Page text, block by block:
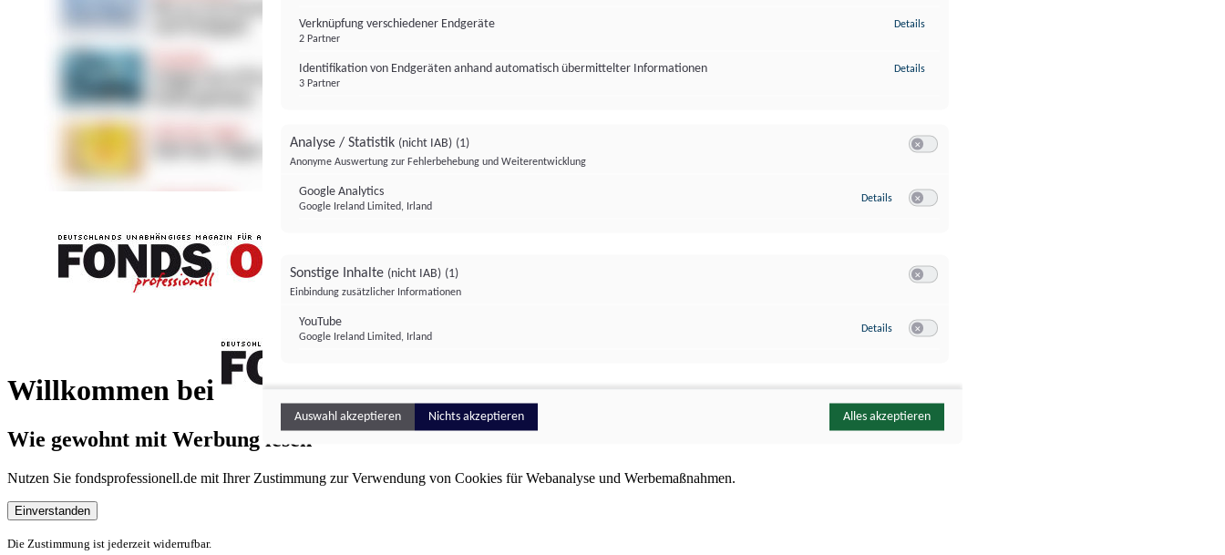
Willkommen bei
FONDS professionell
Wie gewohnt mit Werbung lesen
Nutzen Sie fondsprofessionell.de mit Ihrer Zustimmung zur Verwendung von Cookies für Webanalyse und Werbemaßnahmen.
Einverstanden
Die Zustimmung ist jederzeit widerrufbar.
Verknüpfung verschiedener Endgeräte
2 Partner
Details
Identifikation von Endgeräten anhand automatisch übermittelter Informationen
3 Partner
Details
Analyse / Statistik (nicht IAB) (1)
Anonyme Auswertung zur Fehlerbehebung und Weiterentwicklung
Google Analytics
Google Ireland Limited, Irland
Details zu Google Analytics
Sonstige Inhalte (nicht IAB) (1)
Einbindung zusätzlicher Informationen
YouTube
Google Ireland Limited, Irland
Details zu YouTube
Auswahl akzeptieren Nichts akzeptieren Alles akzeptieren